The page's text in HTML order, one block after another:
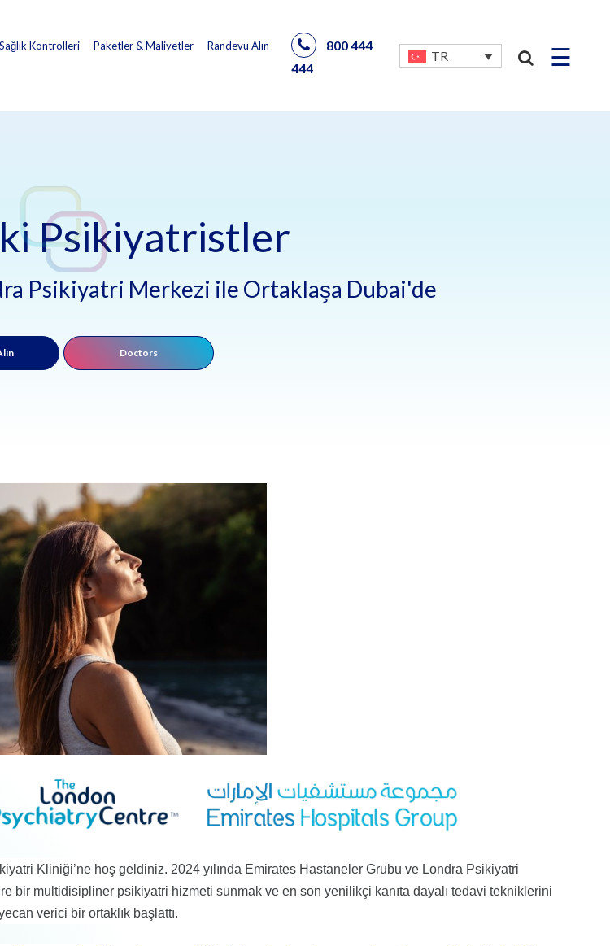
Sağlık Kontrolleri Paketler & Maliyetler
Randevu Alın
800 444
444
TR ☰
Psikiyatristler
Psikiyatri Merkezi ile Ortaklaşa Dubai'de
Doctors
Kliniği’ne hoş geldiniz. 2024 yılında Emirates Hastaneler Grubu ve Londra Psikiyatri
bir multidisipliner psikiyatri hizmeti sunmak ve en son yenilikçi kanıta dayalı tedavi tekniklerini
verici bir ortaklık başlattı.